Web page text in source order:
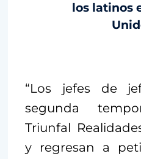
los latinos
“Los jefes de
segunda
Triunfal
y regresan a